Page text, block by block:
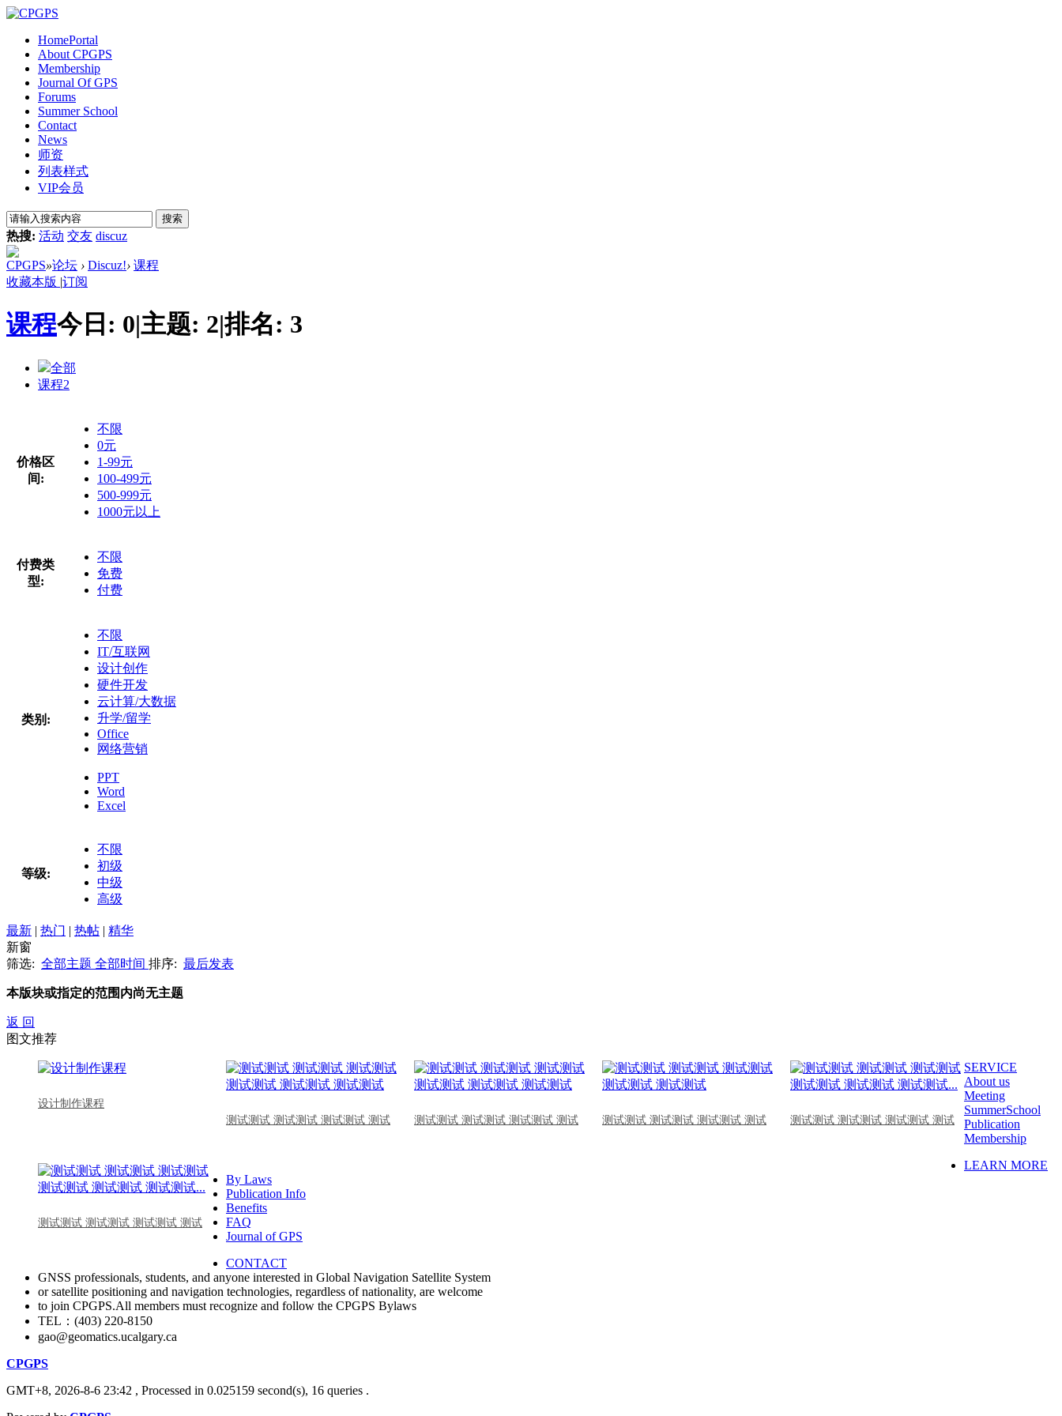
HomePortal
About CPGPS
Membership
Journal Of GPS
Forums
Summer School
Contact
News
师资
列表样式
VIP会员
搜索
热搜: 活动 交友 discuz
CPGPS»论坛 › Discuz!› 课程
收藏本版 |订阅
课程今日: 0|主题: 2|排名: 3
全部
课程2
价格区
间:
不限
0元
1-99元
100-499元
500-999元
1000元以上
付费类
型:
不限
免费
付费
类别:
不限
IT/互联网
设计创作
硬件开发
云计算/大数据
升学/留学
Office
网络营销
PPT
Word
Excel
等级:
不限
初级
中级
高级
最新 | 热门 | 热帖 | 精华
新窗
筛选: 全部主题 全部时间 排序: 最后发表
本版块或指定的范围内尚无主题
返 回
图文推荐
设计制作课程
测试测试 测试测试 测试测试 测试
测试测试 测试测试 测试测试 测试 测试测试 测试测试 测试测试 测试 测试测试 测试测试 测试测试 测试
测试测试 测试测试 测试测试 测试
SERVICE
About us
Meeting
SummerSchool
Publication
Membership
LEARN MORE
By Laws
Publication Info
Benefits
FAQ
Journal of GPS
CONTACT
GNSS professionals, students, and anyone interested in Global Navigation Satellite System
or satellite positioning and navigation technologies, regardless of nationality, are welcome
to join CPGPS.All members must recognize and follow the CPGPS Bylaws
TEL：(403) 220-8150
gao@geomatics.ucalgary.ca
CPGPS
GMT+8, 2026-8-6 23:42 , Processed in 0.025159 second(s), 16 queries .